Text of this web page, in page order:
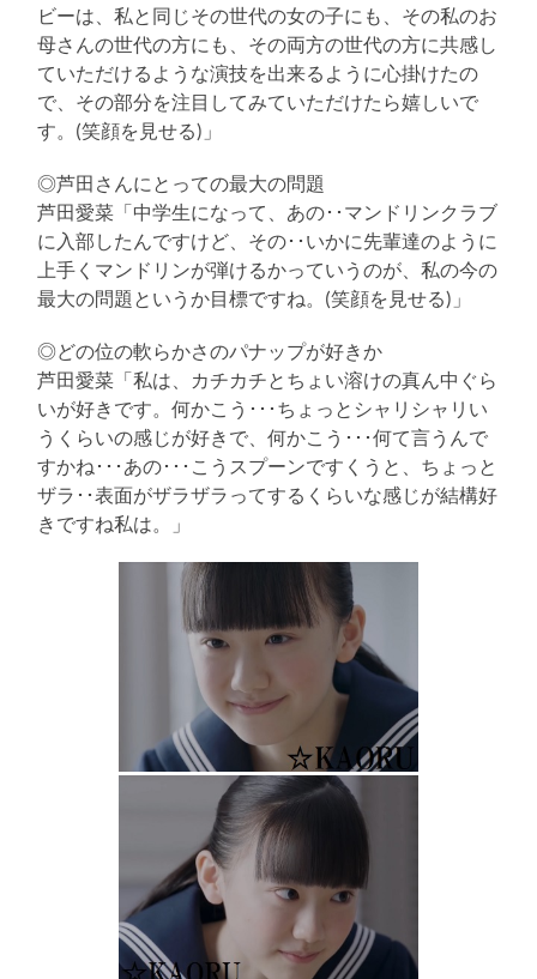
ビーは、私と同じその世代の女の子にも、その私のお
母さんの世代の方にも、その両方の世代の方に共感し
ていただけるような演技を出来るように心掛けたの
で、その部分を注目してみていただけたら嬉しいで
す。(笑顔を見せる)」
◎芦田さんにとっての最大の問題
芦田愛菜「中学生になって、あの･･マンドリンクラブ
に入部したんですけど、その･･いかに先輩達のように
上手くマンドリンが弾けるかっていうのが、私の今の
最大の問題というか目標ですね。(笑顔を見せる)」
◎どの位の軟らかさのパナップが好きか
芦田愛菜「私は、カチカチとちょい溶けの真ん中ぐら
いが好きです。何かこう･･･ちょっとシャリシャリい
うくらいの感じが好きで、何かこう･･･何て言うんで
すかね･･･あの･･･こうスプーンですくうと、ちょっと
ザラ･･表面がザラザラってするくらいな感じが結構好
きですね私は。」